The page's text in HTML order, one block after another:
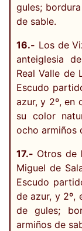
gules;
de sable.
16.- Los de
anteiglesia
Real Valle de
Escudo
azur, y 2º, en
su color
ocho armiños
17.- Otros de
Miguel de
Escudo
de azur, y 2º,
de gules;
armiños de